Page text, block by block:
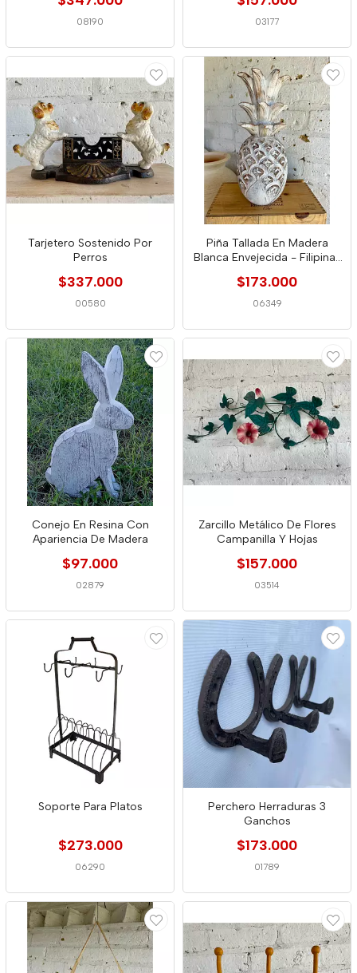
08190 03177
Tarjetero Sostenido Por
Perros
$337.000
00580
Piña Tallada En Madera
Blanca Envejecida - Filipinas
$173.000
06349
Conejo En Resina Con
Apariencia De Madera
$97.000
02879
Zarcillo Metálico De Flores
Campanilla Y Hojas
$157.000
03514
Soporte Para Platos
$273.000
06290
Perchero Herraduras 3
Ganchos
$173.000
01789